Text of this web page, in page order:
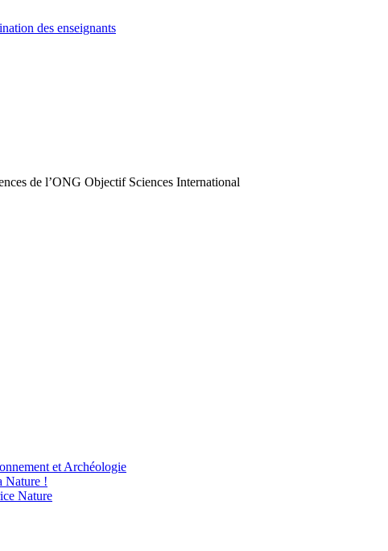
des enseignants
de l’ONG Objectif Sciences International
et Archéologie
Nature !
Nature